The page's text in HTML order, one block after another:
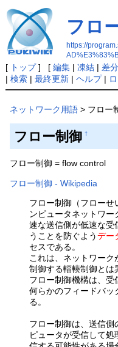
フロ
https://
[ トップ] [ 編集| 凍結| 差分
| 検索| 最終更新| ヘルプ|
ネットワーク用語 > フロー
フロー制御 †
フロー制御 = flow control
フロー制御 - Wikipedia
フロー制御（フロー
ンピュータネットワ
速な送信側が低速な受
うことを防ぐようデー
セスである。
これは、ネットワーク
制御する輻輳制御とは
フロー制御機構は、受
何らかのフィードバッ
る。
フロー制御は、送信側
ピュータが受信して